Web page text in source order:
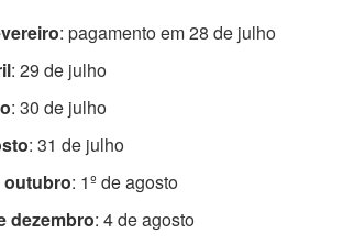
: pagamento em 28 de julho
: 29 de julho
: 30 de julho
: 31 de julho
outubro: 1º de agosto
dezembro: 4 de agosto